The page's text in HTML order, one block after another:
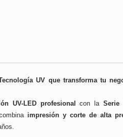
UV que transforma tu
UV-LED profesional con laSerie
impresión y corte de alta